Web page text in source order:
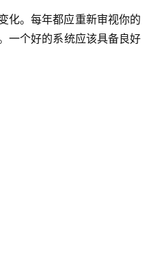
化。每年都应重新审视你的
一个好的系统应该具备良好